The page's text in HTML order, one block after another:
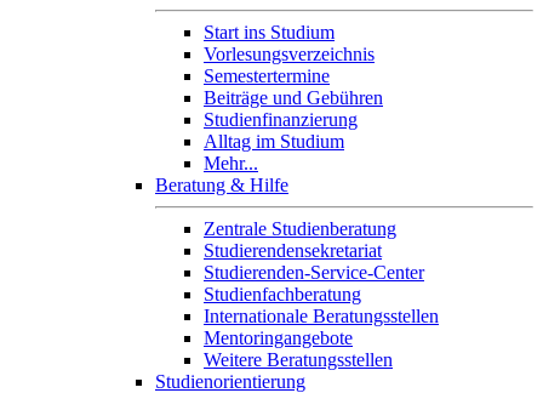
Start ins Studium
Vorlesungsverzeichnis
Semestertermine
Beiträge und Gebühren
Studienfinanzierung
Alltag im Studium
Mehr...
Beratung & Hilfe
Zentrale Studienberatung
Studierendensekretariat
Studierenden-Service-Center
Studienfachberatung
Internationale Beratungsstellen
Mentoringangebote
Weitere Beratungsstellen
Studienorientierung